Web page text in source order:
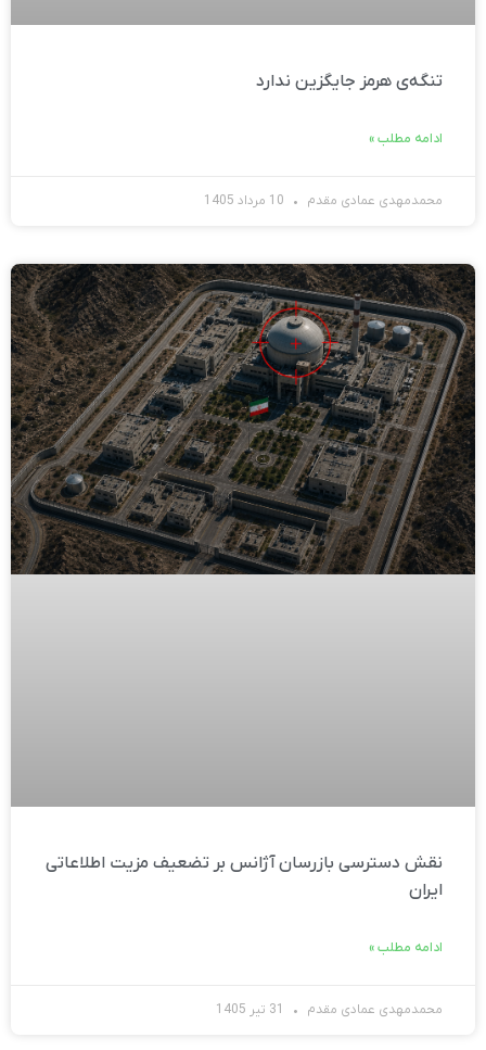
تنگه‌ی هرمز جایگزین ندارد
ادامه مطلب »
محمدمهدی عمادی مقدم
نقش دسترسی بازرسان آژانس بر تضعیف مزیت اطلاعاتی
ایران
ادامه مطلب »
محمدمهدی عمادی مقدم